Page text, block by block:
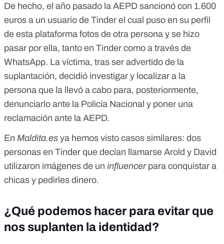
De hecho, el año pasado la AEPD sancionó con 1.600
euros a un usuario de Tinder el cual puso en su perfil
de esta plataforma fotos de otra persona y se hizo
pasar por ella, tanto en Tinder como a través de
WhatsApp. La víctima, tras ser advertido de la
suplantación, decidió investigar y localizar a la
persona que la llevó a cabo para, posteriormente,
denunciarlo ante la Policía Nacional y poner una
reclamación ante la AEPD.
En Maldita.es ya hemos visto casos similares: dos
personas en Tinder que decían llamarse Arold y David
utilizaron imágenes de un influencerpara conquistar a
chicas y pedirles dinero.
¿Qué podemos hacer para evitar que
nos suplanten la identidad?